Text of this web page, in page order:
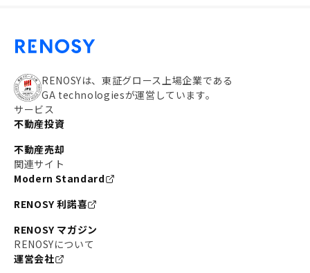
RENOSYは、東証グロース上場企業である
GA technologiesが運営しています。
サービス
不動産投資
不動産売却
関連サイト
Modern Standard
RENOSY 利諾喜
RENOSY マガジン
RENOSYについて
運営会社